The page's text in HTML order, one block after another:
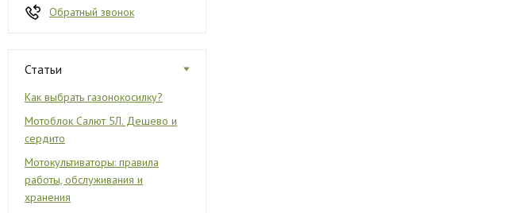
Обратный звонок
Статьи
Как выбрать газонокосилку?
Мотоблок Салют 5Л. Дешево и
сердито
Мотокультиваторы: правила
работы, обслуживания и
хранения